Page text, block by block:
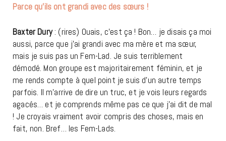
Parce qu’ils ont grandi avec des sœurs !
Baxter Dury: (rires) Ouais, c’est ça ! Bon… je disais ça moi
aussi, parce que j’ai grandi avec ma mère et ma sœur,
mais je suis pas un Fem-Lad. Je suis terriblement
démodé. Mon groupe est majoritairement féminin, et je
me rends compte à quel point je suis d’un autre temps
parfois. Il m’arrive de dire un truc, et je vois leurs regards
agacés… et je comprends même pas ce que j’ai dit de mal
! Je croyais vraiment avoir compris des choses, mais en
fait, non. Bref… les Fem-Lads.